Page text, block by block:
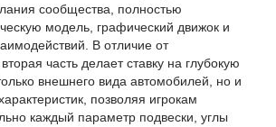
сообщества, полностью
модель, графический движок и
В отличие от
часть делает ставку на глубокую
внешнего вида автомобилей, но и
позволяя игрокам
каждый параметр подвески, углы